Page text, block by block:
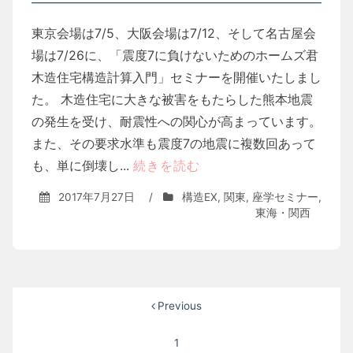
東京会場は7/5、大阪会場は7/12、そして名古屋会
場は7/26に、「震度7に負けないためのホームズ君
木造住宅構造計算入門」セミナーを開催いたしまし
た。 木造住宅に大きな被害をもたらした熊本地震
の発生を受け、耐震性への関心が高まっています。
また、その要求水準も震度7の地震に複数回あって
も、単に倒壊し... 続きを読む
2017年7月27日 / 構造EX, 関東, 座学セミナー,
東海・関西
Previous
1